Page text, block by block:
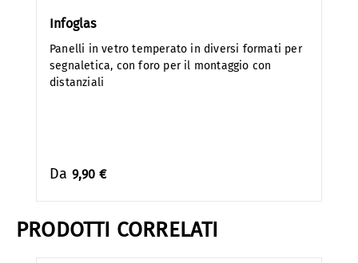
Infoglas
Panelli in vetro temperato in diversi formati per
segnaletica, con foro per il montaggio con
distanziali
Da 9,90 €
PRODOTTI CORRELATI